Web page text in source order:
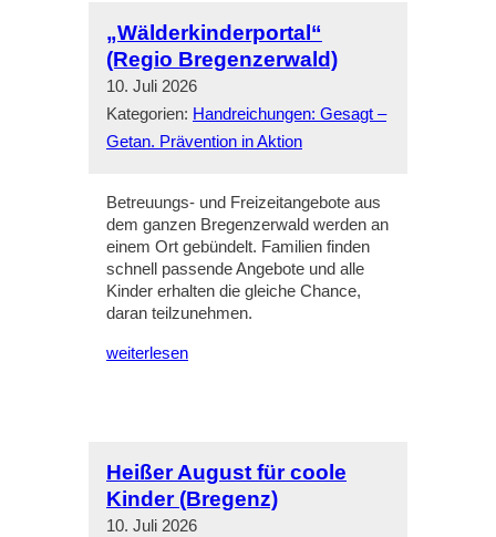
„Wälderkinderportal“
(Regio Bregenzerwald)
10. Juli 2026
Kategorien: Handreichungen: Gesagt –
Getan. Prävention in Aktion
Betreuungs- und Freizeitangebote aus
dem ganzen Bregenzerwald werden an
einem Ort gebündelt. Familien finden
schnell passende Angebote und alle
Kinder erhalten die gleiche Chance,
daran teilzunehmen.
weiterlesen
Heißer August für coole
Kinder (Bregenz)
10. Juli 2026